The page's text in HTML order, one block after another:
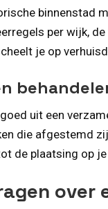
binnenstad
per wijk,
je op
uit een
die afgestemd
de plaatsing op je
over